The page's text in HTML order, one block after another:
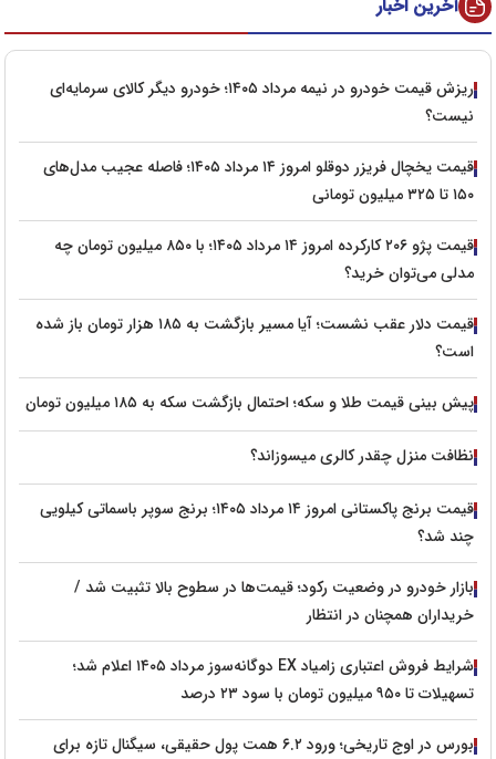
آخرین اخبار
ریزش قیمت خودرو در نیمه مرداد ۱۴۰۵؛ خودرو دیگر کالای سرمایه‌ای
نیست؟
قیمت یخچال فریزر دوقلو امروز ۱۴ مرداد ۱۴۰۵؛ فاصله عجیب مدل‌های
۱۵۰ تا ۳۲۵ میلیون تومانی
قیمت پژو ۲۰۶ کارکرده امروز ۱۴ مرداد ۱۴۰۵؛ با ۸۵۰ میلیون تومان چه
مدلی می‌توان خرید؟
قیمت دلار عقب نشست؛ آیا مسیر بازگشت به ۱۸۵ هزار تومان باز شده
است؟
پیش‌ بینی قیمت طلا و سکه؛ احتمال بازگشت سکه به ۱۸۵ میلیون تومان
نظافت منزل چقدر کالری میسوزاند؟
قیمت برنج پاکستانی امروز ۱۴ مرداد ۱۴۰۵؛ برنج سوپر باسماتی کیلویی
چند شد؟
بازار خودرو در وضعیت رکود؛ قیمت‌ها در سطوح بالا تثبیت شد /
خریداران همچنان در انتظار
شرایط فروش اعتباری زامیاد EX دوگانه‌سوز مرداد ۱۴۰۵ اعلام شد؛
تسهیلات تا ۹۵۰ میلیون تومان با سود ۲۳ درصد
بورس در اوج تاریخی؛ ورود ۶.۲ همت پول حقیقی، سیگنال تازه برای